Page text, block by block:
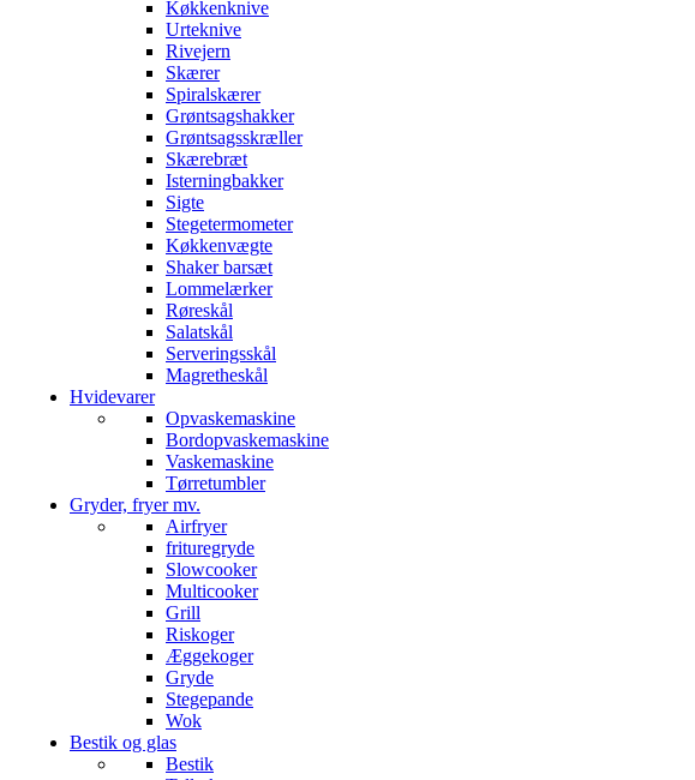
Køkkenknive
Urteknive
Rivejern
Skærer
Spiralskærer
Grøntsagshakker
Grøntsagsskræller
Skærebræt
Isterningbakker
Sigte
Stegetermometer
Køkkenvægte
Shaker barsæt
Lommelærker
Røreskål
Salatskål
Serveringsskål
Magretheskål
Hvidevarer
Opvaskemaskine
Bordopvaskemaskine
Vaskemaskine
Tørretumbler
Gryder, fryer mv.
Airfryer
frituregryde
Slowcooker
Multicooker
Grill
Riskoger
Æggekoger
Gryde
Stegepande
Wok
Bestik og glas
Bestik